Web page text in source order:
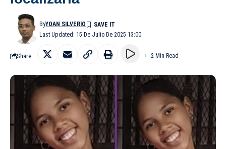
Last Updated: 15 De Julio De 2025 13:00
ByYOAN SILVERIO
Share 2 Min Read